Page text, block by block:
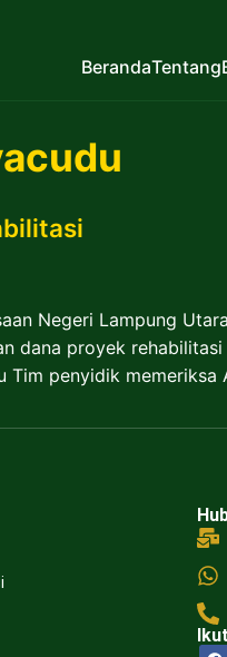
BerandaTentang
Negeri Lampung
dana proyek
Tim penyidik memeriksa